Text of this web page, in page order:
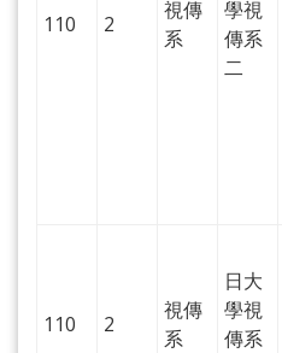
110 2
視傳
系
學視
傳系
二
110 2
視傳
系
日大
學視
傳系